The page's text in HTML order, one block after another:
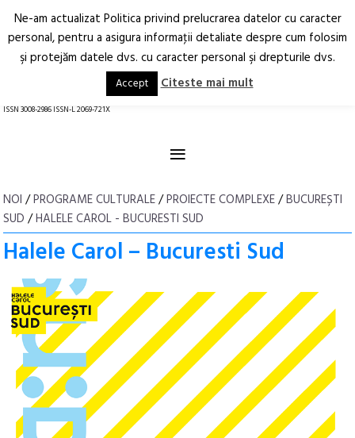
Arhitectură.
Oraș.
RO EN
ISSN 3008-2986 ISSN-L 2069-721X
≡
NOI /PROGRAME CULTURALE/PROIECTE COMPLEXE/BUCUREȘTI
SUD /HALELE CAROL - BUCURESTI SUD
Halele Carol – Bucuresti Sud
Ne-am actualizat Politica privind prelucrarea datelor cu caracter
personal, pentru a asigura informaţii detaliate despre cum folosim
şi protejăm datele dvs. cu caracter personal şi drepturile dvs.
Accept Citeste mai mult